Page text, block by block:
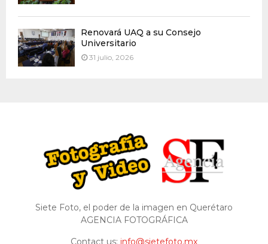
Renovará UAQ a su Consejo
Universitario
31 julio, 2026
Siete Foto, el poder de la imagen en Querétaro
AGENCIA FOTOGRÁFICA
Contact us: info@sietefoto.mx